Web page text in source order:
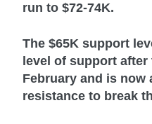
run to $72-74K.
The $65K support
level of support
February and is now
resistance to break